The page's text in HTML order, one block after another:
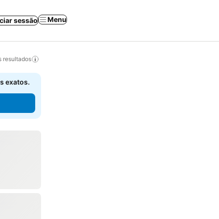
sessão Menu
resultados
exatos.